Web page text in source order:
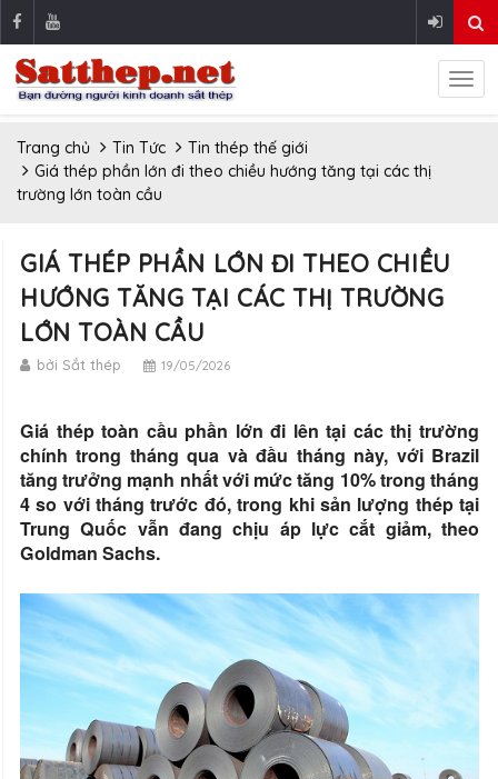
Trang chủ Tin Tức
Tin thép thế giới
Giá thép phần lớn đi theo chiều hướng tăng tại các thị
trường lớn toàn cầu
GIÁ THÉP PHẦN LỚN ĐI THEO CHIỀU
HƯỚNG TĂNG TẠI CÁC THỊ TRƯỜNG
LỚN TOÀN CẦU
bởi Sắt thép 19/05/2026
Giá thép toàn cầu phần lớn đi lên tại các thị trường
chính trong tháng qua và đầu tháng này, với Brazil
tăng trưởng mạnh nhất với mức tăng 10% trong tháng
4 so với tháng trước đó, trong khi sản lượng thép tại
Trung Quốc vẫn đang chịu áp lực cắt giảm, theo
Goldman Sachs.